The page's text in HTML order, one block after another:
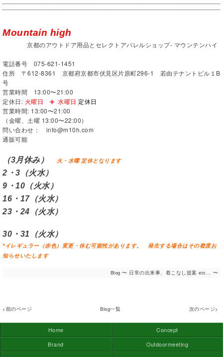
Mountain high
京都のアウトドア用品とセレクトアパレルショップ- マウンテンハイ
電話番号 075-621-1451
住所 〒612-8361 京都府京都市伏見区片原町296-1 若由テナントビル１B
号
営業時間 13:00〜21:00
定休日: 火曜日 ➕ 水曜日 定休日
営業時間: 13:00〜21:00
（金曜、土曜 13:00〜22:00）
問い合わせ： info@m10h.com
通販可能
（3月休み） 火・水曜 定休となります
2・3（火水）
9・10（火水）
16・17（火水）
23・24（火水）
30・31（火水）
*イレギュラー（赤色）変更・休む可能性があります。 発生する場合はその都度お
知らせいたします
Blog 〜 日常の出来事、着こなし提案 etc... 〜
<前のページ Blog一覧 次のページ>
Home
Concept
Brand
Outdoormeeting